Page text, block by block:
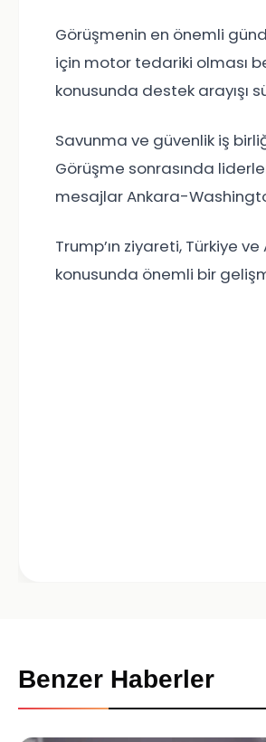
Görüşmenin en önemli
için motor tedariki olması
konusunda destek arayışı
Savunma ve güvenlik iş
Görüşme sonrasında
mesajlar Ankara-
Trump’ın ziyareti, Türkiye
konusunda önemli bir
Benzer Haberler